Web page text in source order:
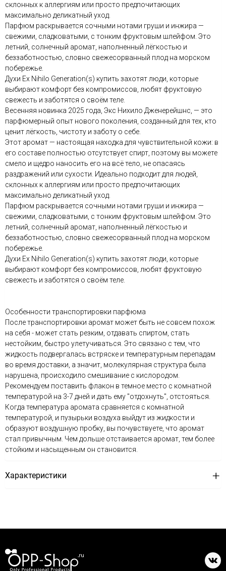
склонных к аллергиям или просто предпочитающих
максимально деликатный уход.
Парфюм раскрывается сочными нотами груши и инжира —
свежими, сладковатыми, с тонким фруктовым шлейфом. Это
летний, солнечный аромат, наполненный лёгкостью и
беззаботностью, словно свежесорванный плод на морском
побережье.
Духи Ex Nihilo Generation(s) купить захотят люди, которые
выбирают комфорт без компромиссов, любят фруктовую
свежесть и заботятся о своём теле.
Весенняя новинка 2025 года, Экс Нихило Дженерейшнс, — это
парфюмерный опыт нового поколения, созданный для тех, кто
ценит лёгкость, чистоту и заботу о себе.
Этот аромат — настоящая находка для чувствительной кожи: в
его составе полностью отсутствует спирт, поэтому вы можете
смело и щедро наносить его на всё тело, не опасаясь
раздражений или сухости. Идеально подходит для людей,
склонных к аллергиям или просто предпочитающих
максимально деликатный уход.
Парфюм раскрывается сочными нотами груши и инжира —
свежими, сладковатыми, с тонким фруктовым шлейфом. Это
летний, солнечный аромат, наполненный лёгкостью и
беззаботностью, словно свежесорванный плод на морском
побережье.
Духи Ex Nihilo Generation(s) купить захотят люди, которые
выбирают комфорт без компромиссов, любят фруктовую
свежесть и заботятся о своём теле.
Особенности транспортировки парфюма
После транспортировки аромат может быть не совсем похож
на себя - может стать резким, отдавать спиртом, стать
нестойким, быстро улетучиваться. Это связано с тем, что
жидкость подвергалась встряске и температурным перепадам
во время доставки, а значит, молекулярная структура была
нарушена, происходило смешивание с кислородом.
Рекомендуем поставить флакон в темное место с комнатной
температурой на 3-7 дней и дать ему "отдохнуть", отстояться.
Когда температура аромата сравняется с комнатной
температурой, и пузырьки воздуха выйдут из жидкости и
образуют воздушную пробку, вы почувствуете, что аромат
стал привычным. Чем дольше отстаивается аромат, тем более
стойким и насыщенным он становится.
Характеристики